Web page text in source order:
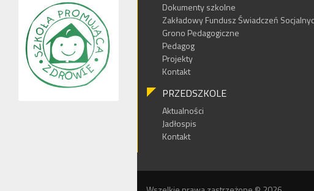
Dokumenty szkolne
Zakładowy Fundusz Świadczeń
Grono Pedagogiczne
Pedagog
Projekty
Kontakt
PRZEDSZKOLE
Aktualności
Jadłospis
Kontakt